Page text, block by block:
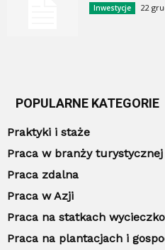
Inwestycje 22
POPULARNE KATEGORIE
Praktyki i staże
Praca w branży
Praca zdalna
Praca w Azji
Praca na statkach
Praca na plantacjach i